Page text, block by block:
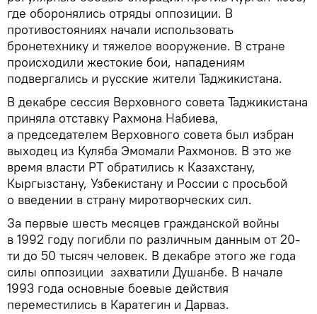
где оборонялись отряды оппозиции. В
противостояниях начали использовать
бронетехнику и тяжелое вооружение. В стране
происходили жестокие бои, нападениям
подвергались и русские жители Таджикистана.
В декабре сессия Верховного совета Таджикистана
приняла отставку Рахмона Набиева,
а председателем Верховного совета был избран
выходец из Куляба Эмомали Рахмонов. В это же
время власти РТ обратились к Казахстану,
Кыргызстану, Узбекистану и России с просьбой
о введении в страну миротворческих сил.
За первые шесть месяцев гражданской войны
в 1992 году погибли по различным данным от 20-
ти до 50 тысяч человек. В декабре этого же года
силы оппозиции захватили Душанбе. В начале
1993 года основные боевые действия
переместились в Каратегин и Дарваз.